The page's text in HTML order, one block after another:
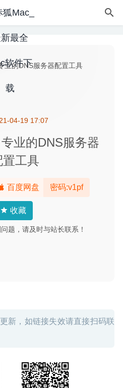
04-19 17:07
业的DNS服务器
置工具
百度网盘 密码:v1pf
收藏
题，请及时与站长联系！
新，如链接失效请直接扫码联
中文版-世界上最高级的广告
功能强大的文件管理器 2020-06-
用程序加密工具 2024-04-23
的MySQL数据库软件 2026-02-
1.8.29 – 油画滤镜软件